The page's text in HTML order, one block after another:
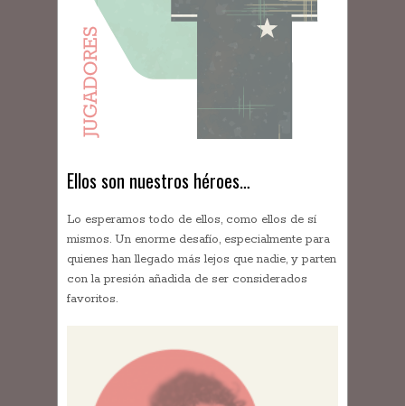
Ellos son nuestros héroes…
Lo esperamos todo de ellos, como ellos de sí
mismos. Un enorme desafío, especialmente para
quienes han llegado más lejos que nadie, y parten
con la presión añadida de ser considerados
favoritos.